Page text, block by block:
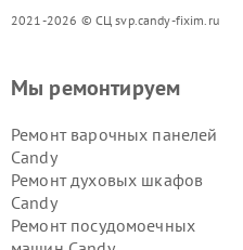
2021-2026 © СЦ svp.candy-fixim.ru
Мы ремонтируем
Ремонт варочных панелей
Candy
Ремонт духовых шкафов
Candy
Ремонт посудомоечных